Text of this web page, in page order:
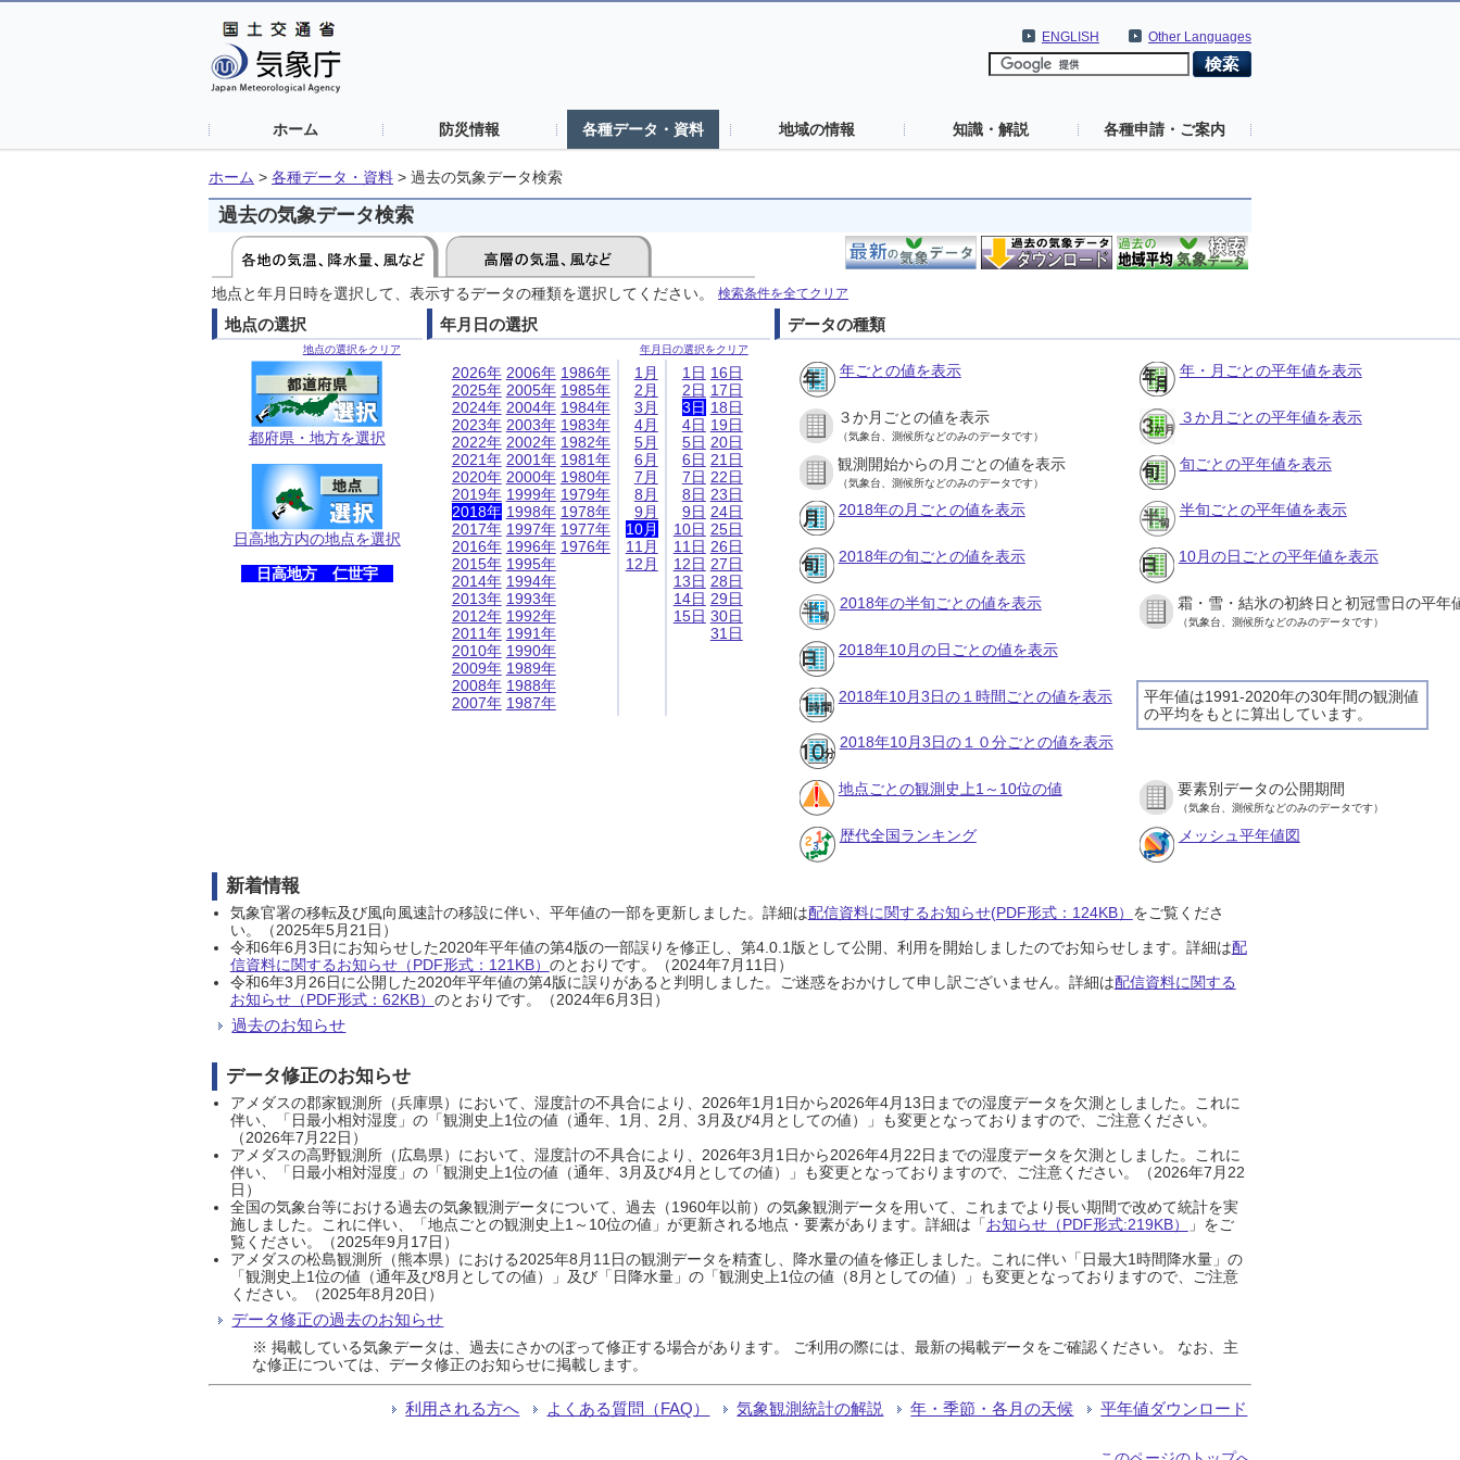
Other Languages
ENGLISH
ホーム 防災情報 各種データ・資料 地域の情報 知識・解説 各種申請・ご案内
ホーム > 各種データ・資料 > 過去の気象データ検索
過去の気象データ検索
地点と年月日時を選択して、表示するデータの種類を選択してください。 検索条件を全てクリア
地点の選択
地点の選択をクリア
都府県・地方を選択
日高地方内の地点を選択
日高地方 仁世宇
年月日の選択
年月日の選択をクリア
2026年
2025年
2024年
2023年
2022年
2021年
2020年
2019年
2018年
2017年
2016年
2015年
2014年
2013年
2012年
2011年
2010年
2009年
2008年
2007年
2006年
2005年
2004年
2003年
2002年
2001年
2000年
1999年
1998年
1997年
1996年
1995年
1994年
1993年
1992年
1991年
1990年
1989年
1988年
1987年
1986年
1985年
1984年
1983年
1982年
1981年
1980年
1979年
1978年
1977年
1976年
1月
2月
3月
4月
5月
6月
7月
8月
9月
10月
11月
12月
1日
2日
3日
4日
5日
6日
7日
8日
9日
10日
11日
12日
13日
14日
15日
16日
17日
18日
19日
20日
21日
22日
23日
24日
25日
26日
27日
28日
29日
30日
31日
データの種類
年ごとの値を表示 年・月ごとの平年値を表示
３か月ごとの値を表示
（気象台、測候所などのみのデータです）
３か月ごとの平年値を表示
観測開始からの月ごとの値を表示
（気象台、測候所などのみのデータです）
旬ごとの平年値を表示
2018年の月ごとの値を表示 半旬ごとの平年値を表示
2018年の旬ごとの値を表示 10月の日ごとの平年値を表示
2018年の半旬ごとの値を表示 霜・雪・結氷の初終日と初冠雪日の平年
（気象台、測候所などのみのデータです）
2018年10月の日ごとの値を表示
平年値は1991-2020年の30年間の観測値
の平均をもとに算出しています。
2018年10月3日の１時間ごとの値を表示
2018年10月3日の１０分ごとの値を表示
地点ごとの観測史上1～10位の値 要素別データの公開期間
（気象台、測候所などのみのデータです）
歴代全国ランキング メッシュ平年値図
新着情報
気象官署の移転及び風向風速計の移設に伴い、平年値の一部を更新しました。詳細は配信資料に関するお知らせ(PDF形式：124KB） をご覧くださ
い。（2025年5月21日）
令和6年6月3日にお知らせした2020年平年値の第4版の一部誤りを修正し、第4.0.1版として公開、利用を開始しましたのでお知らせします。詳細は配
信資料に関するお知らせ（PDF形式：121KB） のとおりです。（2024年7月11日）
令和6年3月26日に公開した2020年平年値の第4版に誤りがあると判明しました。ご迷惑をおかけして申し訳ございません。詳細は配信資料に関する
お知らせ（PDF形式：62KB） のとおりです。（2024年6月3日）
過去のお知らせ
データ修正のお知らせ
アメダスの郡家観測所（兵庫県）において、湿度計の不具合により、2026年1月1日から2026年4月13日までの湿度データを欠測としました。これに
伴い、「日最小相対湿度」の「観測史上1位の値（通年、1月、2月、3月及び4月としての値）」も変更となっておりますので、ご注意ください。
（2026年7月22日）
アメダスの高野観測所（広島県）において、湿度計の不具合により、2026年3月1日から2026年4月22日までの湿度データを欠測としました。これに
伴い、「日最小相対湿度」の「観測史上1位の値（通年、3月及び4月としての値）」も変更となっておりますので、ご注意ください。（2026年7月22
日）
全国の気象台等における過去の気象観測データについて、過去（1960年以前）の気象観測データを用いて、これまでより長い期間で改めて統計を実
施しました。これに伴い、「地点ごとの観測史上1～10位の値」が更新される地点・要素があります。詳細は「お知らせ（PDF形式:219KB）
」をご
覧ください。（2025年9月17日）
アメダスの松島観測所（熊本県）における2025年8月11日の観測データを精査し、降水量の値を修正しました。これに伴い「日最大1時間降水量」の
「観測史上1位の値（通年及び8月としての値）」及び「日降水量」の「観測史上1位の値（8月としての値）」も変更となっておりますので、ご注意
ください。（2025年8月20日）
データ修正の過去のお知らせ
※ 掲載している気象データは、過去にさかのぼって修正する場合があります。 ご利用の際には、最新の掲載データをご確認ください。 なお、主
な修正については、データ修正のお知らせに掲載します。
利用される方へ よくある質問（FAQ） 気象観測統計の解説 年・季節・各月の天候 平年値ダウンロード